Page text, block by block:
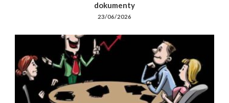
dokumenty
23/06/2026